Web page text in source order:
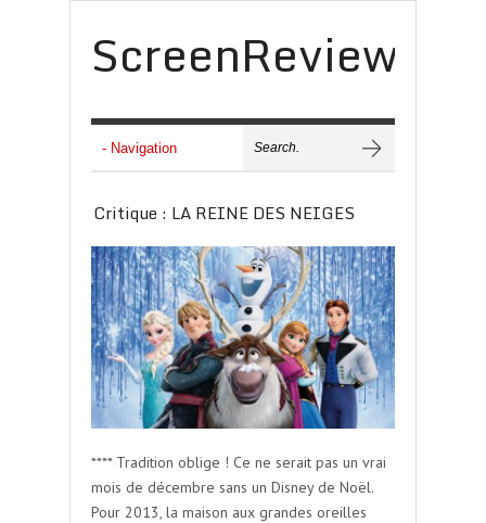
ScreenReview
Critique : LA REINE DES NEIGES
**** Tradition oblige ! Ce ne serait pas un vrai
mois de décembre sans un Disney de Noël.
Pour 2013, la maison aux grandes oreilles